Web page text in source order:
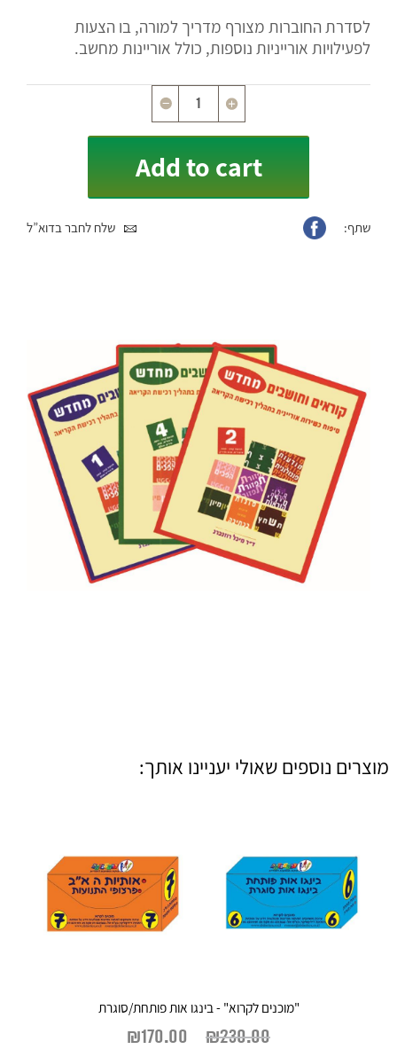
לסדרת החוברות מצורף מדריך למורה, בו הצעות
לפעילויות אורייניות נוספות, כולל אוריינות מחשב.
Quantity
Add to cart
שתף: שלח לחבר בדוא”ל
מוצרים נוספים שאולי יעניינו אותך:
"מוכנים לקרוא" - בינגו אות פותחת/סוגרת
₪230.00
₪170.00